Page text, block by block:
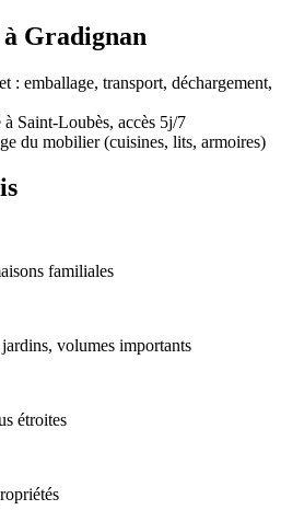
Gradignan
: emballage, transport, déchargement,
Saint-Loubès, accès 5j/7
du mobilier (cuisines, lits, armoires)
familiales
volumes importants
étroites